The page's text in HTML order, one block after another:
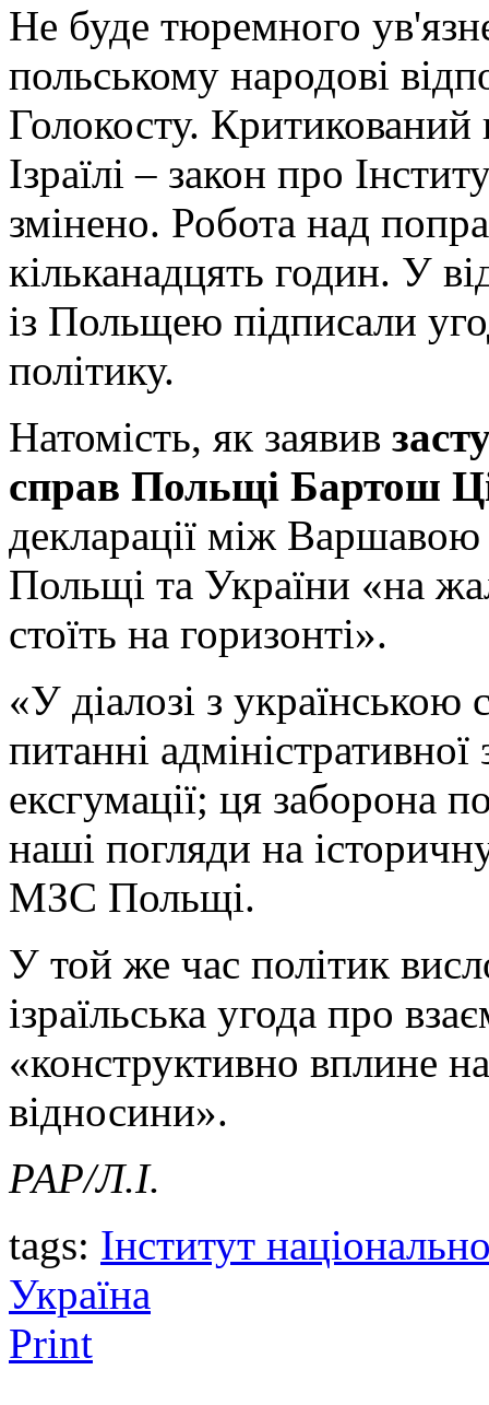
Не буде тюремного
польському народові
Голокосту. Критикований
Ізраїлі – закон про
змінено. Робота над
кільканадцять годин. У
із Польщею підписали
політику.
Натомість, як заявив
справ Польщі Бартош
декларації між Варшавою
Польщі та України «на
стоїть на горизонті».
«У діалозі з
питанні
ексгумації; ця заборона
наші погляди на
МЗС Польщі.
У той же час політик
ізраїльська угода про
«конструктивно вплине
відносини».
РАР/Л.І.
tags: Інститут
Україна
Print